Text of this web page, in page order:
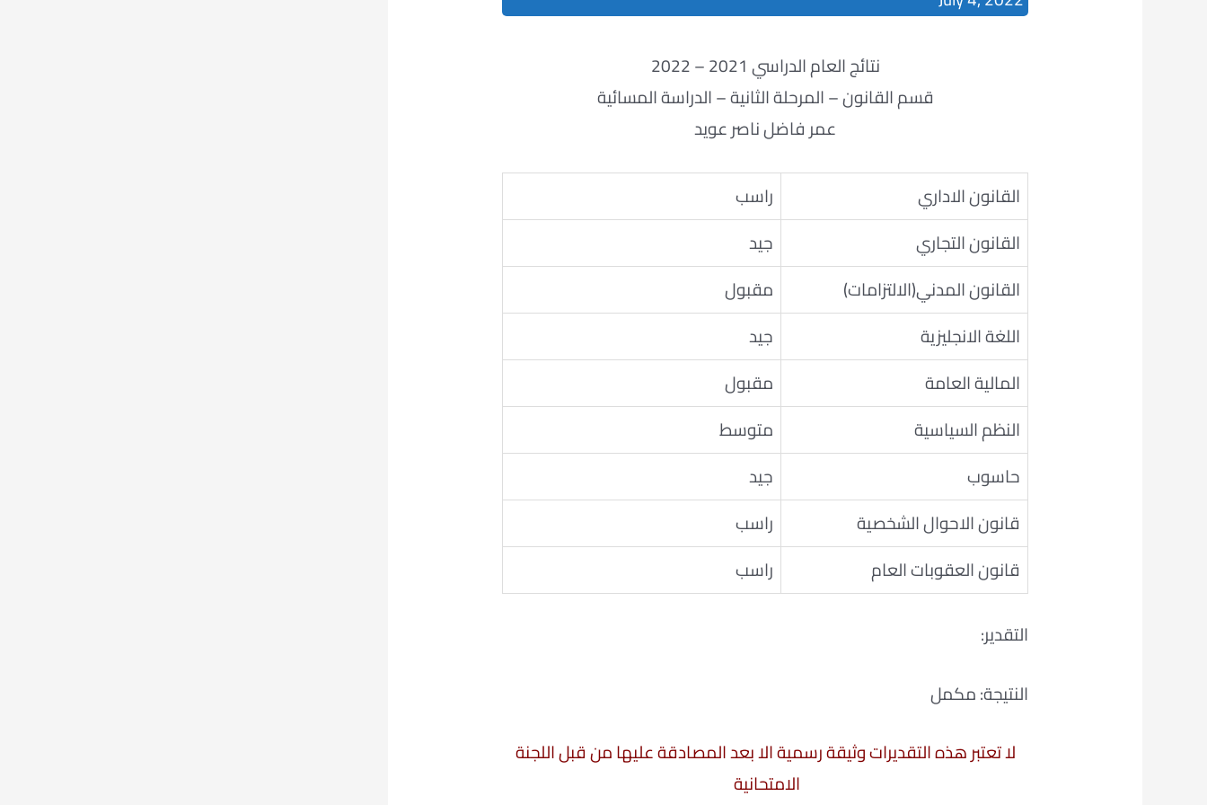
نتائج العام الدراسي 2021 – 2022
قسم القانون – المرحلة الثانية – الدراسة المسائية
عمر فاضل ناصر عويد
القانون الاداري
راسب
القانون التجاري
جيد
القانون المدني(الالتزامات)
مقبول
اللغة الانجليزية
جيد
المالية العامة
مقبول
النظم السياسية
متوسط
حاسوب
جيد
قانون الاحوال الشخصية
راسب
قانون العقوبات العام
راسب
التقدير:
النتيجة: مكمل
لا تعتبر هذه التقديرات وثيقة رسمية الا بعد المصادقة عليها من قبل اللجنة
الامتحانية